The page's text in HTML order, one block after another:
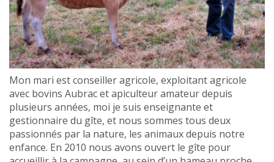
Mon mari est conseiller agricole, exploitant agricole
avec bovins Aubrac et apiculteur amateur depuis
plusieurs années, moi je suis enseignante et
gestionnaire du gîte, et nous sommes tous deux
passionnés par la nature, les animaux depuis notre
enfance. En 2010 nous avons ouvert le gîte pour